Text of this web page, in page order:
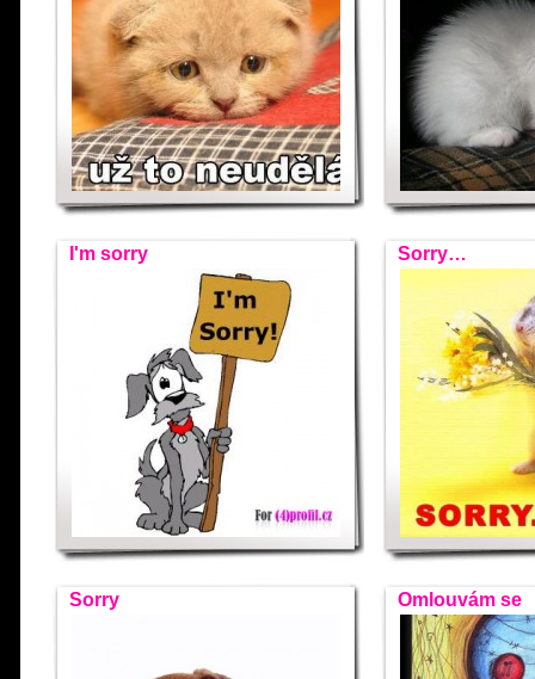
I'm sorry Sorry…
Sorry Omlouvám se